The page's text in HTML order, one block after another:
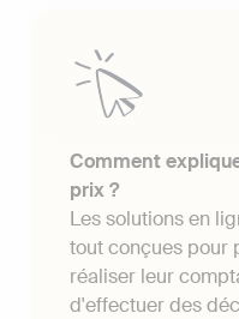
Comment
prix ?
Les solutions en
tout conçues pour
réaliser leur
d'effectuer des